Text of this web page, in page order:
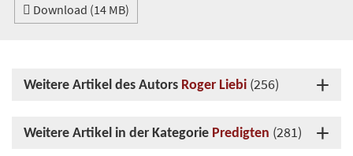
Download (14 MB)
Weitere Artikel des Autors Roger Liebi (256)
Weitere Artikel in der Kategorie Predigten (281)